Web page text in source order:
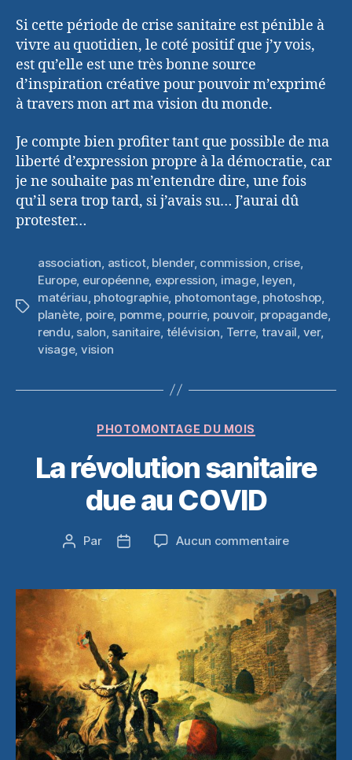
Si cette période de crise sanitaire est pénible à
vivre au quotidien, le coté positif que j’y vois,
est qu’elle est une très bonne source
d’inspiration créative pour pouvoir m’exprimé
à travers mon art ma vision du monde.
Je compte bien profiter tant que possible de ma
liberté d’expression propre à la démocratie, car
je ne souhaite pas m’entendre dire, une fois
qu’il sera trop tard, si j’avais su… J’aurai dû
protester…
Étiquettes
association asticot, blender, commission crise,
Europe, européenne, expression image, leyen
matériau photographie, photomontage, photoshop
planète poire, pomme, pourrie, pouvoir, propagande
rendu salon sanitaire télévision Terre, travail ver,
visage, vision
Catégories
PHOTOMONTAGE DU MOIS
La révolution sanitaire
due au COVID
Auteur
Par
Date
Aucun commentairesur
sanitaire
due
au
COVID